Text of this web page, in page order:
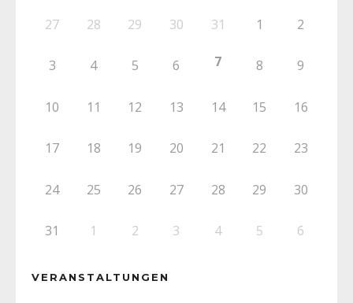
27 28 29 30 31 1 2
3 4 5 6 7 8 9
10 11 12 13 14 15 16
17 18 19 20 21 22 23
24 25 26 27 28 29 30
31 1 2 3 4 5 6
VERANSTALTUNGEN